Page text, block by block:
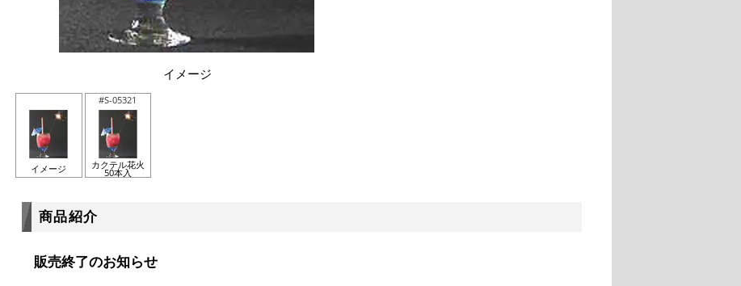
イメージ
イメージ
#S-05321
カクテル花火
50本入
商品紹介
販売終了のお知らせ